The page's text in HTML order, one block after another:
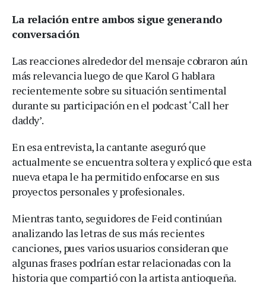
La relación entre ambos sigue generando
conversación
Las reacciones alrededor del mensaje cobraron aún
más relevancia luego de que Karol G hablara
recientemente sobre su situación sentimental
durante su participación en el podcast ‘Call her
daddy’.
En esa entrevista, la cantante aseguró que
actualmente se encuentra soltera y explicó que esta
nueva etapa le ha permitido enfocarse en sus
proyectos personales y profesionales.
Mientras tanto, seguidores de Feid continúan
analizando las letras de sus más recientes
canciones, pues varios usuarios consideran que
algunas frases podrían estar relacionadas con la
historia que compartió con la artista antioqueña.